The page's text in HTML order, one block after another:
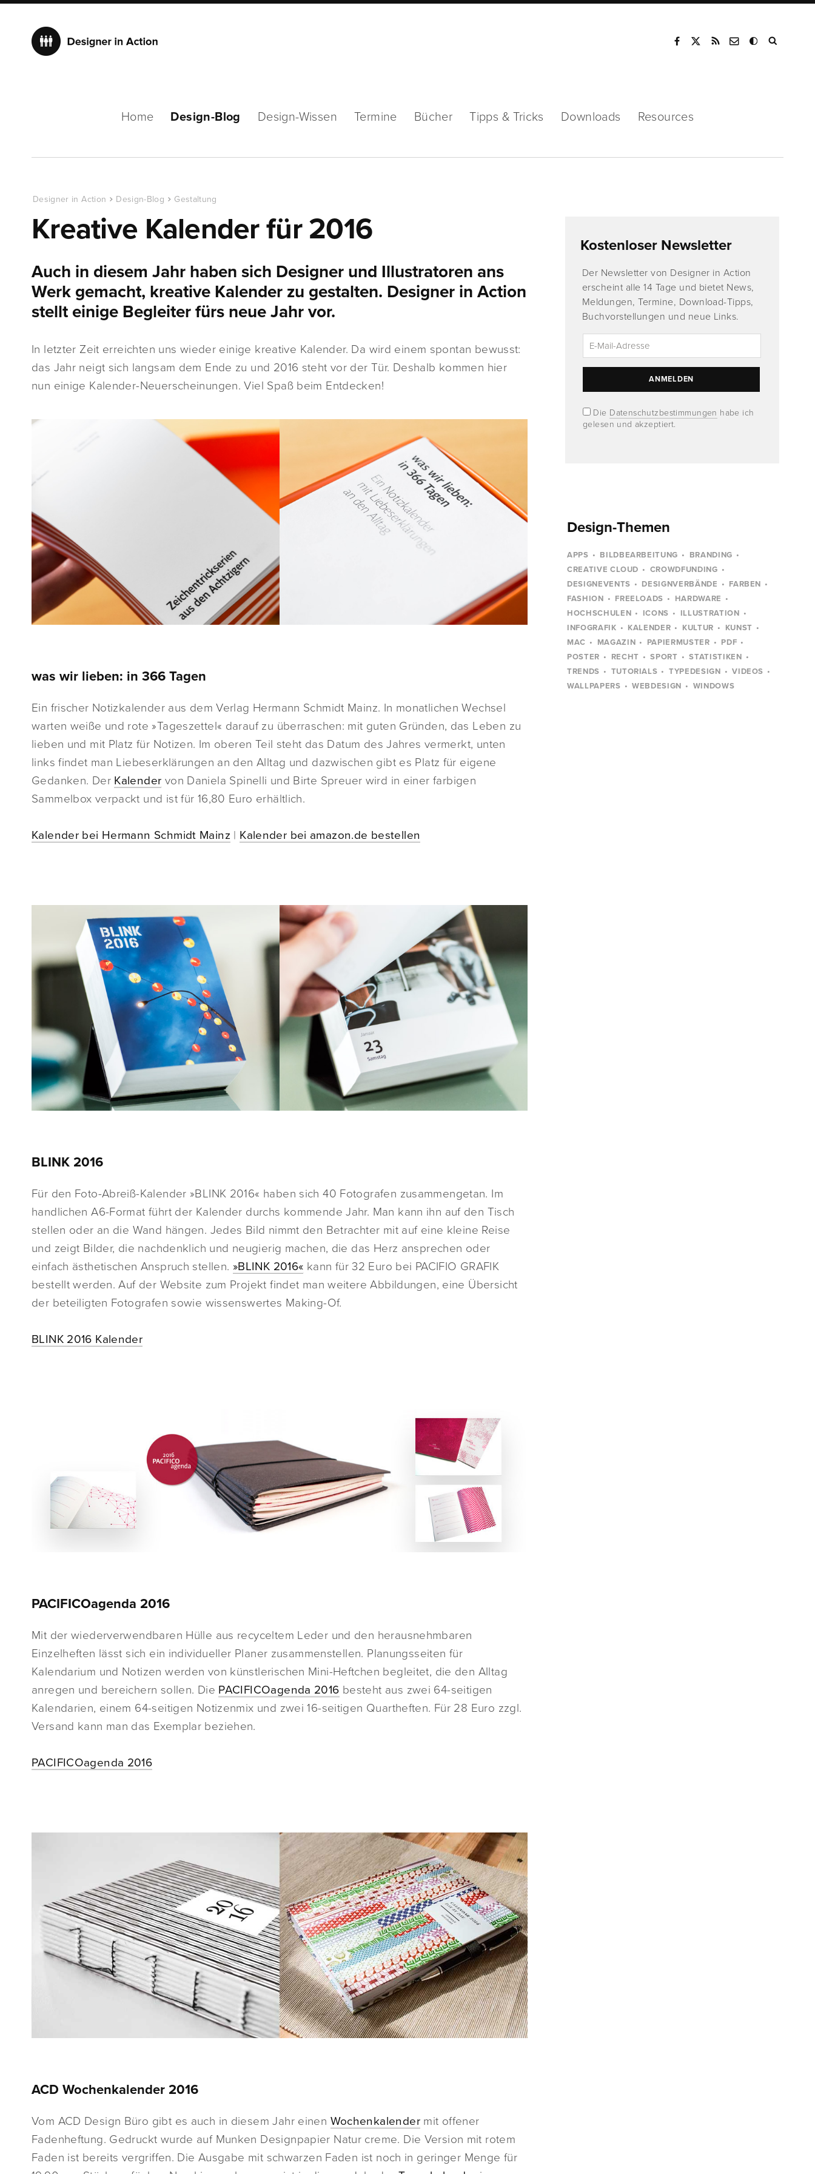
Home Design-Blog Design-Wissen Termine Bücher Tipps & Tricks Downloads Resources
Designer in Action Design-Blog Gestaltung
Kreative Kalender für 2016
Auch in diesem Jahr haben sich Designer und Illustratoren ans
Werk gemacht, kreative Kalender zu gestalten. Designer in Action
stellt einige Begleiter fürs neue Jahr vor.
In letzter Zeit erreichten uns wieder einige kreative Kalender. Da wird einem spontan bewusst:
das Jahr neigt sich langsam dem Ende zu und 2016 steht vor der Tür. Deshalb kommen hier
nun einige Kalender-Neuerscheinungen. Viel Spaß beim Entdecken!
was wir lieben: in 366 Tagen
Ein frischer Notizkalender aus dem Verlag Hermann Schmidt Mainz. In monatlichen Wechsel
warten weiße und rote »Tageszettel« darauf zu überraschen: mit guten Gründen, das Leben zu
lieben und mit Platz für Notizen. Im oberen Teil steht das Datum des Jahres vermerkt, unten
links findet man Liebeserklärungen an den Alltag und dazwischen gibt es Platz für eigene
Gedanken. Der Kalender von Daniela Spinelli und Birte Spreuer wird in einer farbigen
Sammelbox verpackt und ist für 16,80 Euro erhältlich.
Kalender bei Hermann Schmidt Mainz | Kalender bei amazon.de bestellen
BLINK 2016
Für den Foto-Abreiß-Kalender »BLINK 2016« haben sich 40 Fotografen zusammengetan. Im
handlichen A6-Format führt der Kalender durchs kommende Jahr. Man kann ihn auf den Tisch
stellen oder an die Wand hängen. Jedes Bild nimmt den Betrachter mit auf eine kleine Reise
und zeigt Bilder, die nachdenklich und neugierig machen, die das Herz ansprechen oder
einfach ästhetischen Anspruch stellen. »BLINK 2016« kann für 32 Euro bei PACIFIO GRAFIK
bestellt werden. Auf der Website zum Projekt findet man weitere Abbildungen, eine Übersicht
der beteiligten Fotografen sowie wissenswertes Making-Of.
BLINK 2016 Kalender
PACIFICOagenda 2016
Mit der wiederverwendbaren Hülle aus recyceltem Leder und den herausnehmbaren
Einzelheften lässt sich ein individueller Planer zusammenstellen. Planungsseiten für
Kalendarium und Notizen werden von künstlerischen Mini-Heftchen begleitet, die den Alltag
anregen und bereichern sollen. Die PACIFICOagenda 2016 besteht aus zwei 64-seitigen
Kalendarien, einem 64-seitigen Notizenmix und zwei 16-seitigen Quartheften. Für 28 Euro zzgl.
Versand kann man das Exemplar beziehen.
PACIFICOagenda 2016
ACD Wochenkalender 2016
Vom ACD Design Büro gibt es auch in diesem Jahr einen Wochenkalendermit offener
Fadenheftung. Gedruckt wurde auf Munken Designpapier Natur creme. Die Version mit rotem
Faden ist bereits vergriffen. Die Ausgabe mit schwarzen Faden ist noch in geringer Menge für
Kostenloser Newsletter
Der Newsletter von Designer in Action
erscheint alle 14 Tage und bietet News,
Meldungen, Termine, Download-Tipps,
Buchvorstellungen und neue Links.
Die Datenschutzbestimmungen habe ich
gelesen und akzeptiert.
Design-Themen
APPS BILDBEARBEITUNG
BRANDING
CREATIVE CLOUD
CROWDFUNDING
DESIGNEVENTS
DESIGNVERBÄNDE
FARBEN
FASHION
FREELOADS
HARDWARE
HOCHSCHULEN
ICONS
ILLUSTRATION
INFOGRAFIK
KALENDER KULTUR
KUNST
MAC
MAGAZIN PAPIERMUSTER
PDF
POSTER
RECHT SPORT
STATISTIKEN
TRENDS
TUTORIALS TYPEDESIGN
VIDEOS
WALLPAPERS
WEBDESIGN WINDOWS